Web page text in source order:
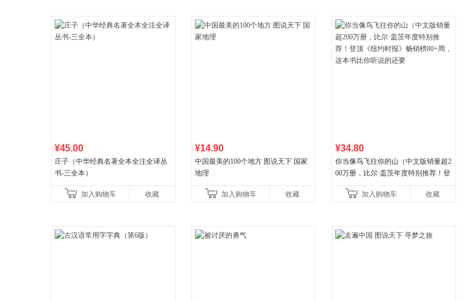
¥45.00
庄子（中华经典名著全本全注全译丛
书-三全本）
加入购物车 收藏
¥14.90
中国最美的100个地方 图说天下 国家
地理
加入购物车 收藏
¥34.80
你当像鸟飞往你的山（中文版销量超2
00万册，比尔·盖茨年度特别推荐！登
比你听说的还要
加入购物车 收藏